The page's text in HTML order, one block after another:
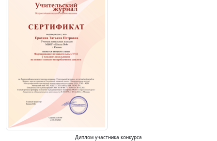
Диплом участника конкурса